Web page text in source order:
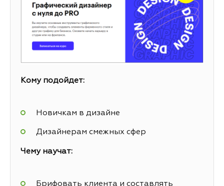
Кому подойдет:
Новичкам в дизайне
Дизайнерам смежных сфер
Чему научат:
Брифовать клиента и составлять